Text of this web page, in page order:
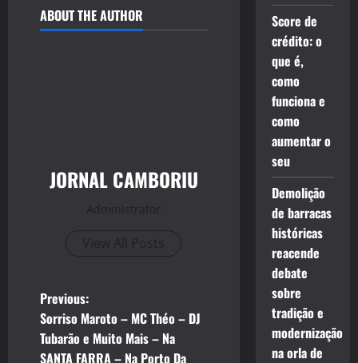
ABOUT THE AUTHOR
JORNAL CAMBORIU
Administrator
View All Posts
P
o
Previous:
Sorriso Maroto – MC Théo – DJ
Tubarão e Muito Mais – Na
SANTA FARRA – Na Porto Da
Score de
crédito: o
que é,
como
funciona e
como
aumentar o
seu
Demolição
de barracas
históricas
reacende
debate
sobre
tradição e
modernização
na orla de